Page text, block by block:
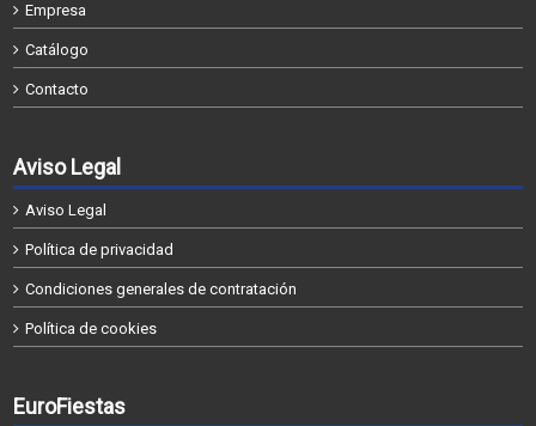
Empresa
Catálogo
Contacto
Aviso Legal
Aviso Legal
Política de privacidad
Condiciones generales de contratación
Política de cookies
EuroFiestas